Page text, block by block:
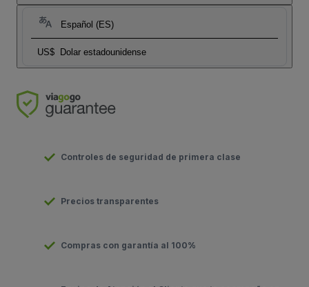
Español (ES)
US$ Dolar estadounidense
Controles de seguridad de primera clase
Precios transparentes
Compras con garantía al 100%